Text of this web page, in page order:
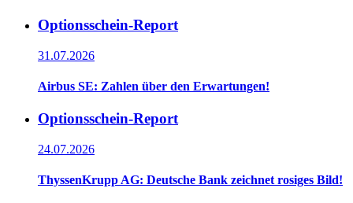
Optionsschein-Report
31.07.2026
Airbus SE: Zahlen über den Erwartungen!
Optionsschein-Report
24.07.2026
ThyssenKrupp AG: Deutsche Bank zeichnet rosiges Bild!